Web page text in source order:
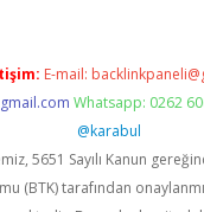
E-mail:
Whatsapp: 0262
@karabul
5651 Sayılı Kanun
(BTK) tarafından